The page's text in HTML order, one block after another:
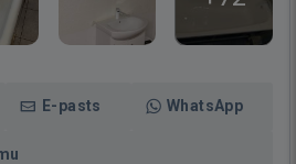
E-pasts WhatsApp